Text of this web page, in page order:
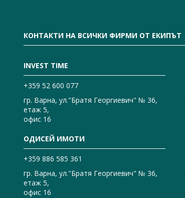
КОНТАКТИ НА ВСИЧКИ ФИРМИ ОТ ЕКИПЪТ
INVEST TIME
+359 52 600 077
гр. Варна, ул."Братя Георгиевич" № 36,
етаж 5,
офис 16
ОДИСЕЙ ИМОТИ
+359 886 585 361
гр. Варна, ул."Братя Георгиевич" № 36,
етаж 5,
офис 16